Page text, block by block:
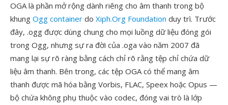
OGA là phần mở rộng dành riêng cho âm thanh trong bộ
khung Ogg container do Xiph.Org Foundation duy trì. Trước
đây, .ogg được dùng chung cho mọi luồng dữ liệu đóng gói
trong Ogg, nhưng sự ra đời của .oga vào năm 2007 đã
mang lại sự rõ ràng bằng cách chỉ rõ rằng tệp chỉ chứa dữ
liệu âm thanh. Bên trong, các tệp OGA có thể mang âm
thanh được mã hóa bằng Vorbis, FLAC, Speex hoặc Opus —
bộ chứa không phụ thuộc vào codec, đóng vai trò là lớp